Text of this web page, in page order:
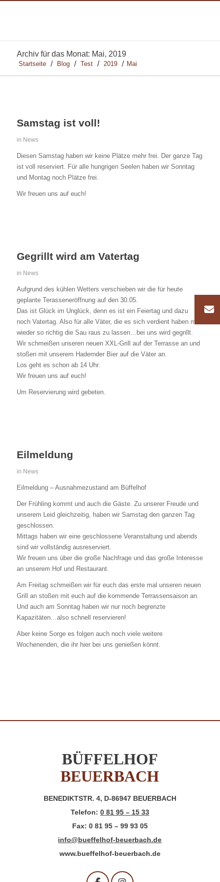
Archiv für das Monat: Mai, 2019
Startseite / Blog / Test / 2019 / Mai
Samstag ist voll!
in News
Diesen Samstag haben wir keine Plätze mehr frei. Der ganze Tag
ist voll reserviert. Für alle hungrigen Seelen haben wir Sonntag
und Montag noch Plätze frei.
Wir freuen uns auf euch!
Gegrillt wird am Vatertag
in News
Aufgrund des kühlen Wetters verschieben wir die für heute
geplante Terasseneröffnung auf den 30.05.
Das ist Glück im Unglück, denn es ist ein Feiertag und dazu
noch Vatertag. Also für alle Väter, die es sich verdient haben mal
wieder so richtig die Sau raus zu lassen…bei uns wird gegrillt.
Wir schmeißen unseren neuen XXL-Grill auf der Terrasse an und
stoßen mit unserem Hadernder Bier auf die Väter an.
Los geht es schon ab 14 Uhr.
Wir freuen uns auf euch!
Um Reservierung wird gebeten.
Eilmeldung
in News
Eilmeldung – Ausnahmezustand am Büffelhof
Der Frühling kommt und auch die Gäste. Zu unserer Freude und
unserem Leid gleichzeitig, haben wir Samstag den ganzen Tag
geschlossen.
Mittags haben wir eine geschlossene Veranstaltung und abends
sind wir vollständig ausreserviert.
Wir freuen uns über die große Nachfrage und das große Interesse
an unserem Hof und Restaurant.
Am Freitag schmeißen wir für euch das erste mal unseren neuen
Grill an stoßen mit euch auf die kommende Terrassensaison an.
Und auch am Sonntag haben wir nur noch begrenzte
Kapazitäten…also schnell reservieren!
Aber keine Sorge es folgen auch noch viele weitere
Wochenenden, die ihr hier bei uns genießen könnt.
BÜFFELHOF
BEUERBACH
BENEDIKTSTR. 4, D-86947 BEUERBACH
Telefon: 0 81 95 – 15 33
Fax: 0 81 95 – 99 93 05
info@bueffelhof-beuerbach.de
www.bueffelhof-beuerbach.de